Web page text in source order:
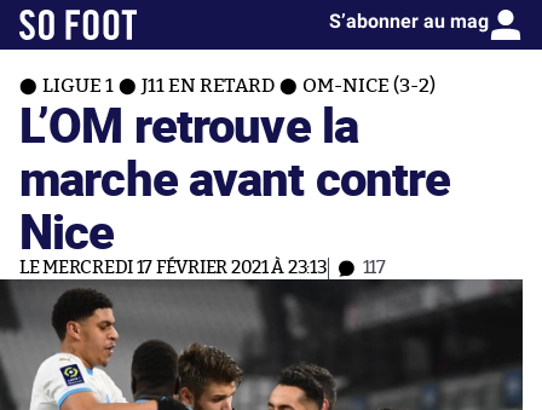
S’abonner au mag
LIGUE 1 J11 EN RETARD OM-NICE (3-2)
L’OM retrouve la
marche avant contre
Nice
LE MERCREDI 17 FÉVRIER 2021 À 23:13 117